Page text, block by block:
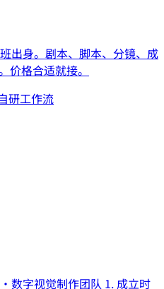
出身。剧本、脚本、分镜、成
价格合适就接。
研工作流
数字视觉制作团队 1. 成立时